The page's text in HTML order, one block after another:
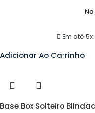
Em até 5x
No
Adicionar Ao Carrinho
Base Box Solteiro